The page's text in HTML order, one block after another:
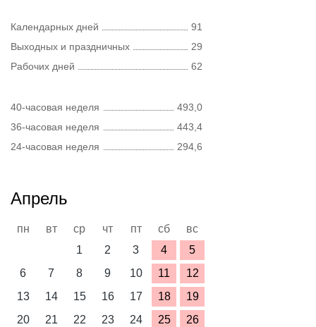
Календарных дней
91
Выходных и праздничных
29
Рабочих дней
62
40-часовая неделя
493,0
36-часовая неделя
443,4
24-часовая неделя
294,6
Апрель
пн вт ср чт пт сб
вс
1
2 3 4
5
6
7 8 9 10 11
12
13
14 15 16 17 18
19
20
21 22 23 24 25
26